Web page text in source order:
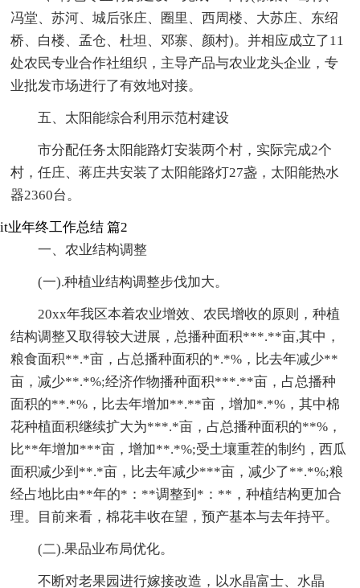
冯堂、苏河、城后张庄、圈里、西周楼、大苏庄、东绍
桥、白楼、孟仓、杜坦、邓寨、颜村)。并相应成立了11
处农民专业合作社组织，主导产品与农业龙头企业，专
业批发市场进行了有效地对接。
五、太阳能综合利用示范村建设
市分配任务太阳能路灯安装两个村，实际完成2个
村，任庄、蒋庄共安装了太阳能路灯27盏，太阳能热水
器2360台。
it业年终工作总结 篇2
一、农业结构调整
(一).种植业结构调整步伐加大。
20xx年我区本着农业增效、农民增收的原则，种植
结构调整又取得较大进展，总播种面积***.**亩,其中，
粮食面积**.*亩，占总播种面积的*.*%，比去年减少**
亩，减少**.*%;经济作物播种面积***.**亩，占总播种
面积的**.*%，比去年增加**.**亩，增加*.*%，其中棉
花种植面积继续扩大为***.*亩，占总播种面积的**%，
比**年增加***亩，增加**.*%;受土壤重茬的制约，西瓜
面积减少到**.*亩，比去年减少***亩，减少了**.*%;粮
经占地比由**年的*：**调整到*：**，种植结构更加合
理。目前来看，棉花丰收在望，预产基本与去年持平。
(二).果品业布局优化。
不断对老果园进行嫁接改造，以水晶富士、水晶